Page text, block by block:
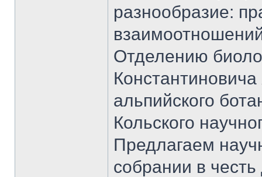
разнообразие:
Отделению
альпийского
Кольского
Предлагаем
собрании в